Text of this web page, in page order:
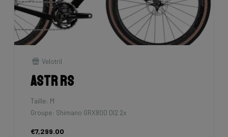
Velotril
Astr RS
Taille: M
Groupe: Shimano GRX800 DI2 2x
€7,299.00